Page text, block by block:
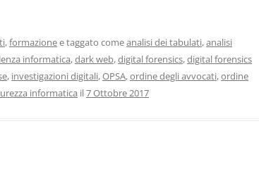
,formazionee taggato comeanalisi dei tabulati,analisi
informatica,dark web,digital forensics,digital forensics
, investigazioni digitali,OPSA,ordine degli avvocati,ordine
informatica il7 Ottobre 2017